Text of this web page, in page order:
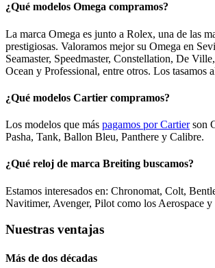
¿Qué modelos Omega compramos?
La marca Omega es junto a Rolex, una de las
prestigiosas. Valoramos mejor su Omega en
Seamaster, Speedmaster, Constellation, De
Ocean y Professional, entre otros. Los tasamos
¿Qué modelos Cartier compramos?
Los modelos que más pagamos por Cartierson
Pasha, Tank, Ballon Bleu, Panthere y Calibre.
¿Qué reloj de marca Breiting buscamos?
Estamos interesados en: Chronomat, Colt,
Navitimer, Avenger, Pilot como los Aerospace y
Nuestras ventajas
Más de dos décadas